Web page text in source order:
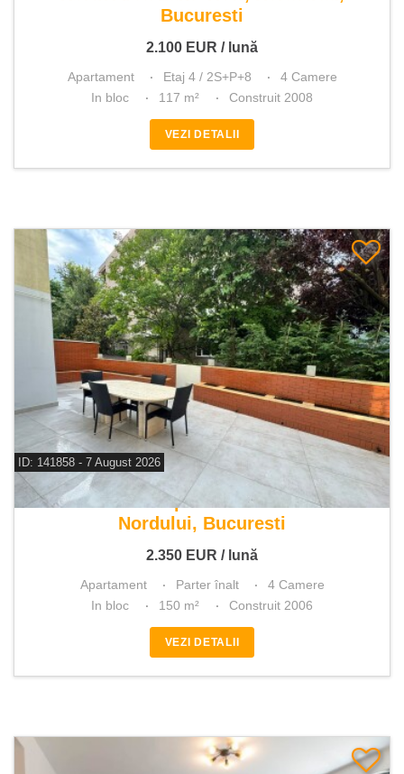
Bucuresti
2.100 EUR / lună
Apartament Etaj 4 / 2S+P+8
4 Camere
In bloc
117 m² Construit 2008
VEZI DETALII
ID: 141858 - 7 August 2026
De inchiriat apartament 4 camere
Nordului, Bucuresti
2.350 EUR / lună
Apartament Parter înalt
4 Camere
In bloc
150 m² Construit 2006
VEZI DETALII